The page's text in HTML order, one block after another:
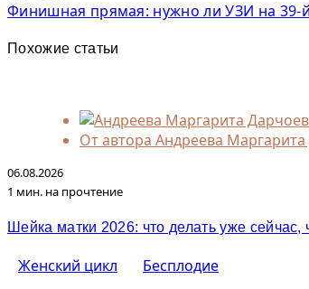
Финишная прямая: нужно ли УЗИ на 39-
Похожие статьи
От автора Андреева
06.08.2026
1 мин. на прочтение
Шейка матки 2026: что делать уже сейчас,
Женский цикл Бесплодие